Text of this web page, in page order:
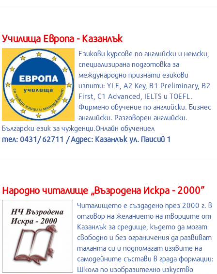
Училища Европа - Казанлък
Езикови курсове по английски и немски,
специализирана подготовка за
международно признати езикови
изпити: YLE, A2 Key, B1 Preliminary, B2
First, C1 Advanced, IELTS и TOEFL.
Фирмено обучение по английски. Бизнес
английски. Разговорен английски.
Български език за чужденци.Онлайн обучениел
тел: 0431/ 62711 / Адрес: Казанлък ул. Паисий 1
Народно читалище „Възродена Искра - 2000”
Читалището е създадено през 2000 г. в
отговор на желанието на творците от
Казанлък за средище, където да могат
свободно и без ограничения да развиват
таланта си и подпомагат изявите на
самодейните състави в града формации:
Школа по изобразително изкуство